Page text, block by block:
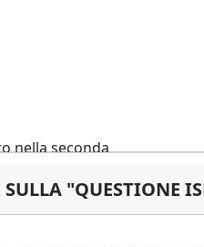
seconda
e nella
"QUESTIONE